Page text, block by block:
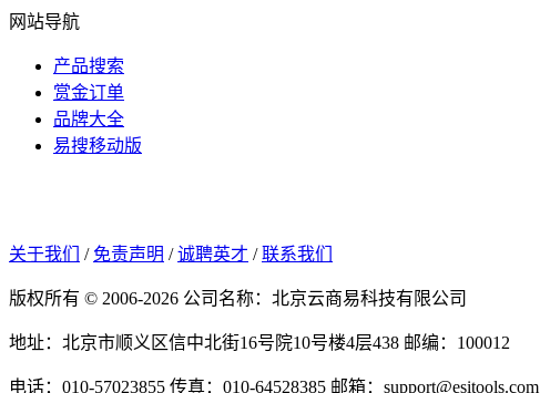
网站导航
产品搜索
赏金订单
品牌大全
易搜移动版
关于我们 / 免责声明 / 诚聘英才 / 联系我们
版权所有 © 2006-2026 公司名称：北京云商易科技有限公司
地址：北京市顺义区信中北街16号院10号楼4层438 邮编：100012
电话：010-57023855 传真：010-64528385 邮箱：support@esitools.com